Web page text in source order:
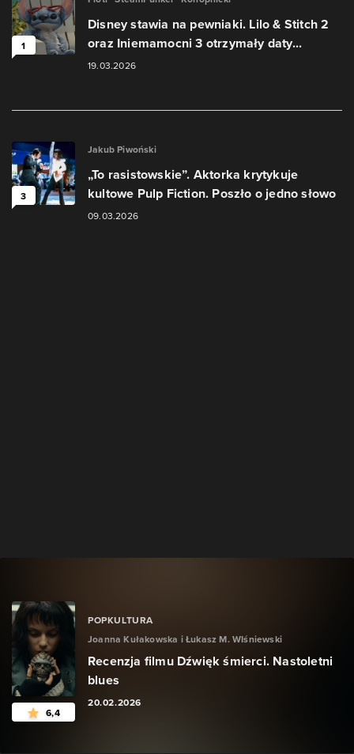
1
Disney stawia na pewniaki. Lilo & Stitch 2
oraz Iniemamocni 3 otrzymały daty...
19.03.2026
3
Jakub Piwoński
„To rasistowskie”. Aktorka krytykuje
kultowe Pulp Fiction. Poszło o jedno słowo
09.03.2026
6,4
POPKULTURA
Joanna Kułakowska i Łukasz M. WIśniewski
Recenzja filmu Dźwięk śmierci. Nastoletni
blues
20.02.2026